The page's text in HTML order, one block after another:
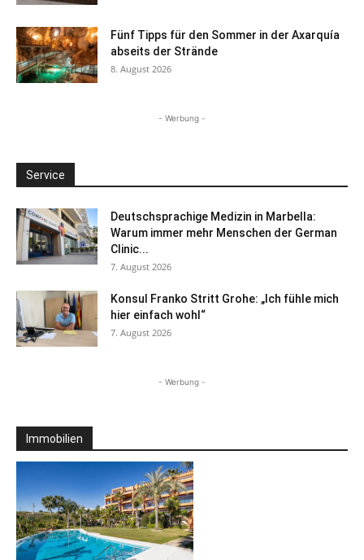
Fünf Tipps für den Sommer in der Axarquía
abseits der Strände
8. August 2026
- Werbung -
Service
Deutschsprachige Medizin in Marbella:
Warum immer mehr Menschen der German
Clinic...
7. August 2026
Konsul Franko Stritt Grohe: „Ich fühle mich
hier einfach wohl“
7. August 2026
- Werbung -
Immobilien